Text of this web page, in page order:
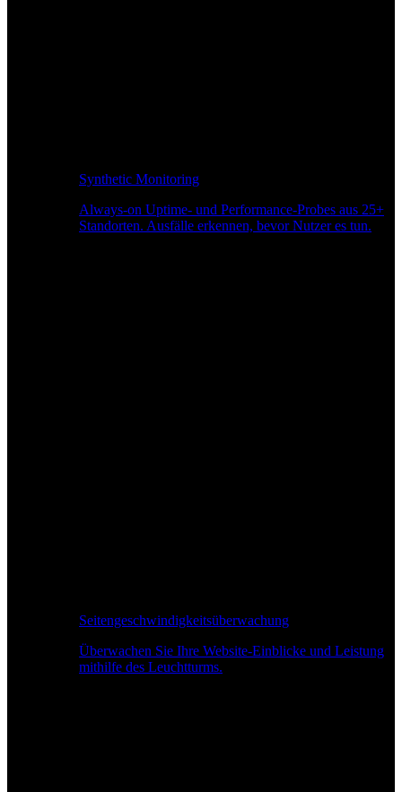
Synthetic Monitoring
Always-on Uptime- und Performance-Probes aus 25+
Standorten. Ausfälle erkennen, bevor Nutzer es tun.
Seitengeschwindigkeitsüberwachung
Überwachen Sie Ihre Website-Einblicke und Leistung
mithilfe des Leuchtturms.